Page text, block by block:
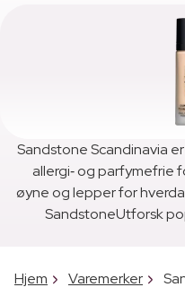
Sandstone Scandinavia
allergi‑ og parfymefrie
øyne og lepper for
SandstoneUtforsk
Hjem Varemerker